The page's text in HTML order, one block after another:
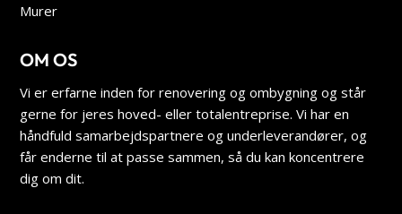
Murer
OM OS
Vi er erfarne inden for renovering og ombygning og står
gerne for jeres hoved- eller totalentreprise. Vi har en
håndfuld samarbejdspartnere og underleverandører, og
får enderne til at passe sammen, så du kan koncentrere
dig om dit.